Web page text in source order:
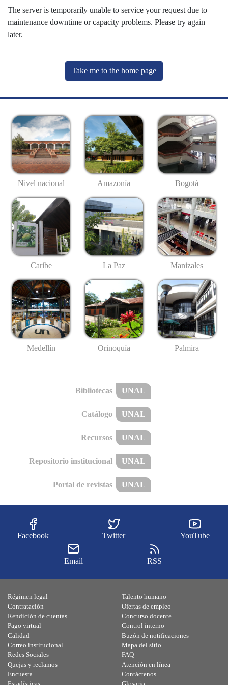
The server is temporarily unable to service your request due to
maintenance downtime or capacity problems. Please try again
later.
Take me to the home page
Nivel nacional Amazonía Bogotá
Caribe La Paz Manizales
Medellín Orinoquía Palmira
Bibliotecas UNAL
Catálogo UNAL
Recursos UNAL
Repositorio institucional UNAL
Portal de revistas UNAL
Facebook Twitter YouTube
Email RSS
Régimen legal
Contratación
Rendición de cuentas
Pago virtual
Calidad
Talento humano
Ofertas de empleo
Concurso docente
Control interno
Buzón de notificaciones
Correo institucional
Redes Sociales
Quejas y reclamos
Encuesta
Mapa del sitio
FAQ
Atención en línea
Contáctenos